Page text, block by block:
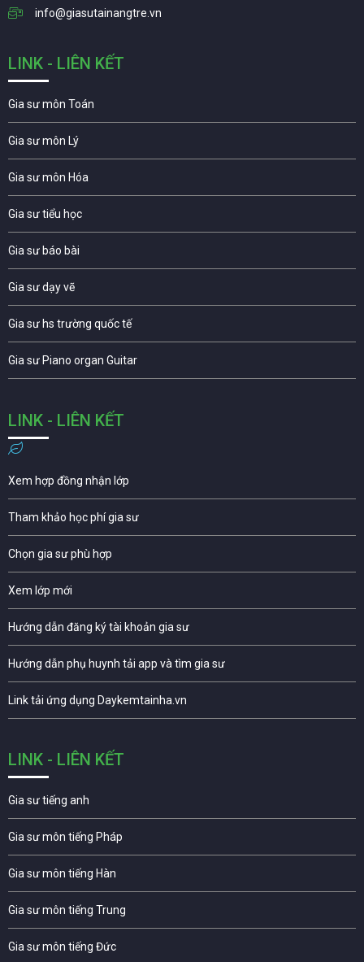
info@giasutainangtre.vn
LINK - LIÊN KẾT
Gia sư môn Toán
Gia sư môn Lý
Gia sư môn Hóa
Gia sư tiểu học
Gia sư báo bài
Gia sư dạy vẽ
Gia sư hs trường quốc tế
Gia sư Piano organ Guitar
LINK - LIÊN KẾT
Xem hợp đồng nhận lớp
Tham khảo học phí gia sư
Chọn gia sư phù hợp
Xem lớp mới
Hướng dẫn đăng ký tài khoản gia sư
Hướng dẫn phụ huynh tải app và tìm gia sư
Link tải ứng dụng Daykemtainha.vn
LINK - LIÊN KẾT
Gia sư tiếng anh
Gia sư môn tiếng Pháp
Gia sư môn tiếng Hàn
Gia sư môn tiếng Trung
Gia sư môn tiếng Đức